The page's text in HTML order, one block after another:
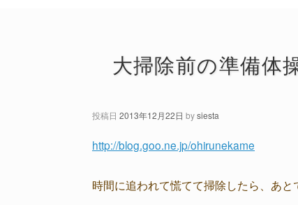
大掃除前の準備体
投稿日 2013年12月22日 bysiesta
http://blog.goo.ne.jp/ohirunekame
時間に追われて慌てて掃除したら、あ